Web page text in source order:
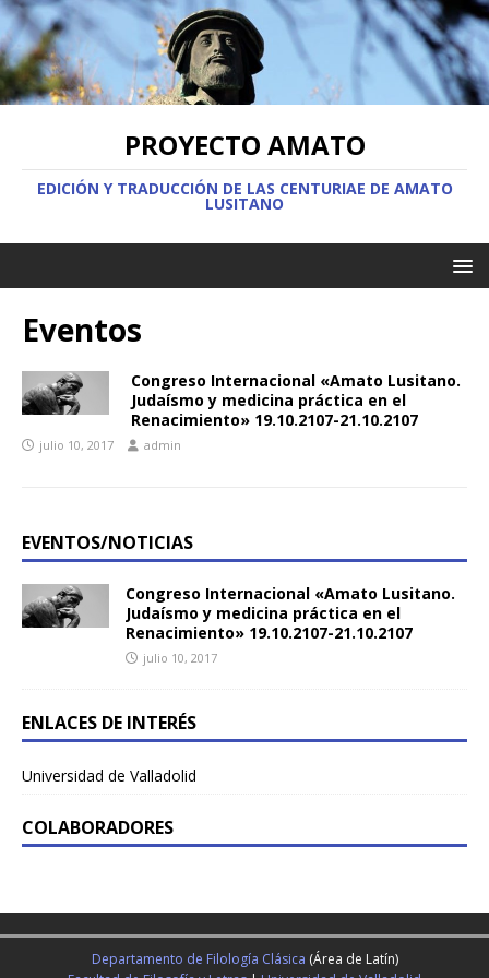
PROYECTO AMATO
EDICIÓN Y TRADUCCIÓN DE LAS CENTURIAE DE AMATO
LUSITANO
Eventos
Congreso Internacional «Amato Lusitano.
Judaísmo y medicina práctica en el
Renacimiento» 19.10.2107-21.10.2107
julio 10, 2017 admin
EVENTOS/NOTICIAS
Congreso Internacional «Amato Lusitano.
Judaísmo y medicina práctica en el
Renacimiento» 19.10.2107-21.10.2107
julio 10, 2017
ENLACES DE INTERÉS
Universidad de Valladolid
COLABORADORES
Departamento de Filología Clásica (Área de Latín)